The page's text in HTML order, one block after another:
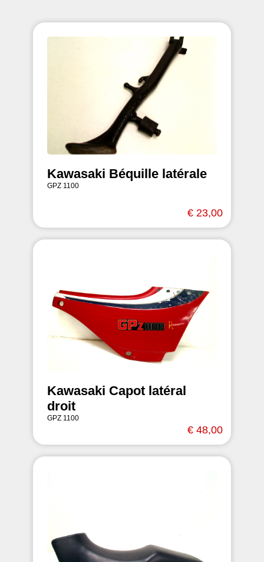
Kawasaki Béquille latérale
GPZ 1100
€ 23,00
Kawasaki Capot latéral
droit
GPZ 1100
€ 48,00